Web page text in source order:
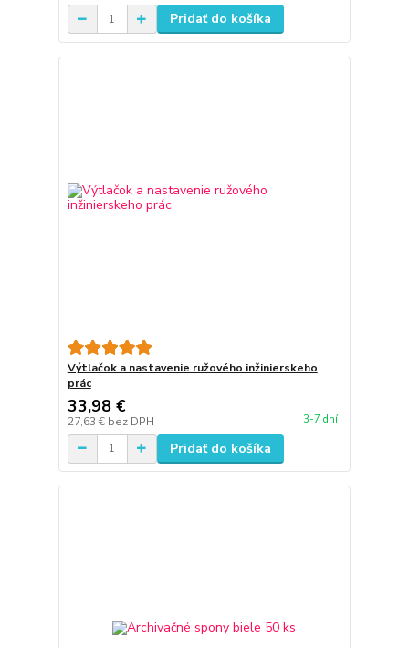
Pridať do košíka
Výtlačok a nastavenie ružového inžinierskeho
prác
33,98 €
27,63 € bez DPH 3-7 dní
Pridať do košíka